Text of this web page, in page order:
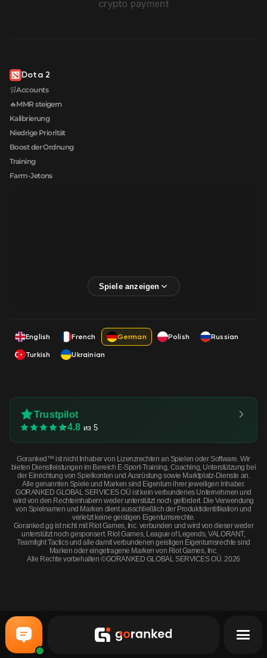
Dota 2
🛒Accounts
🔥MMR steigern
Kalibrierung
Niedrige Priorität
Boost der Ordnung
Training
Farm-Jetons
English French German Polish
Russian
Turkish
Ukrainian
Trustpilot
4.8 из 5
Goranked™ ist nicht Inhaber von Lizenzrechten an Spielen oder Software. Wir
bieten Dienstleistungen im Bereich E-Sport-Training, Coaching, Unterstützung bei
der Einrichtung von Spielkonten und Ausrüstung sowie Marktplatz-Dienste an.
Alle genannten Spiele und Marken sind Eigentum ihrer jeweiligen Inhaber.
GORANKED GLOBAL SERVICES OÜ ist kein verbundenes Unternehmen und
wird von den Rechteinhabern weder unterstützt noch gefördert. Die Verwendung
von Spielnamen und Marken dient ausschließlich der Produktidentifikation und
verletzt keine geistigen Eigentumsrechte.
Goranked.gg ist nicht mit Riot Games, Inc. verbunden und wird von dieser weder
unterstützt noch gesponsert. Riot Games, League of Legends, VALORANT,
Teamfight Tactics und alle damit verbundenen geistigen Eigentumsrechte sind
Marken oder eingetragene Marken von Riot Games, Inc.
Alle Rechte vorbehalten ©GORANKED GLOBAL SERVICES OÜ. 2026